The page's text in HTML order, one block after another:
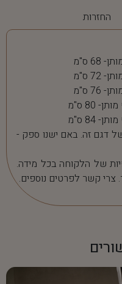
החזרות
של דגם זה. באם ישנו ספק -
של הלקוחה בכל מידה.
צרי קשר לפרטים נוספים.